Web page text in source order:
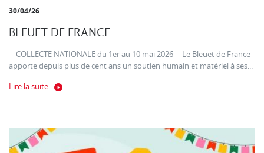
30/04/26
BLEUET DE FRANCE
COLLECTE NATIONALE du 1er au 10 mai 2026 Le Bleuet de France
apporte depuis plus de cent ans un soutien humain et matériel à ses...
Lire la suite